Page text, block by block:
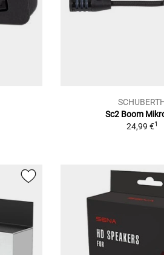
Sc2 Boom
24,99 €1